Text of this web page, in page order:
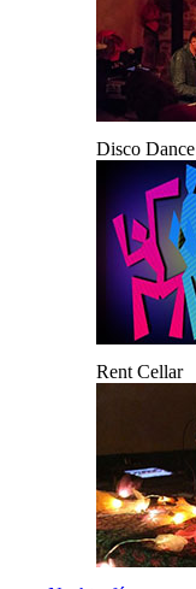
Disco Dance
Rent Cellar